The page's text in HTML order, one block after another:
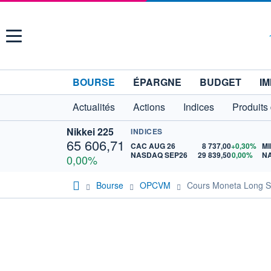
Menu
BOURSE ÉPARGNE BUDGET
Actualités
Actions Indices
Nikkei 225
65 606,71
0,00%
INDICES
CAC AUG 26
8 737,00+0,30%
NASDAQ SEP26
29 839,500,00%
Bourse OPCVM Cours Moneta Long